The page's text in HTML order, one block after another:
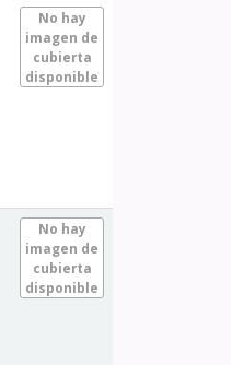
No hay
imagen de
cubierta
disponible
No hay
imagen de
cubierta
disponible